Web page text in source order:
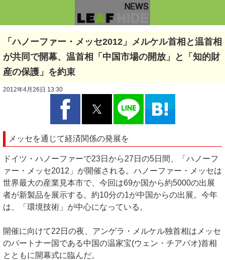
「ハノーファー・メッセ2012」メルケル首相と温首相
が共同で開幕、温首相「中国市場の開放」と「知的財
産の保護」を約束
2012年4月26日 13:30
メッセを通じて経済関係の発展を
ドイツ・ハノーファーで23日から27日の5日間、「ハノーフ
ァー・メッセ2012」が開催される。ハノーファー・メッセは
世界最大の産業見本市で、今回は69か国から約5000の出展
者が新製品を展示する。約10分の1が中国からの出展。今年
は、「環境技術」が中心になっている。
開催に向けて22日の夜、アンゲラ・メルケル独首相はメッセ
のパートナー国である中国の温家宝(ウェン・チアパオ)首相
とともに開幕式に臨んだ。